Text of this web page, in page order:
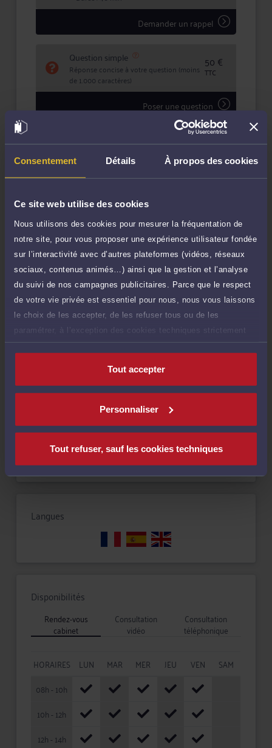
Consentement Détails À propos des cookies
Ce site web utilise des cookies
Nous utilisons des cookies pour mesurer la fréquentation de
notre site, pour vous proposer une expérience utilisateur fondée
sur l’interactivité avec d’autres plateformes (vidéos, réseaux
sociaux, contenus animés…) ainsi que la gestion et l’analyse
du suivi de nos campagnes publicitaires. Parce que le respect
de votre vie privée est essentiel pour nous, nous vous laissons
le choix de les accepter, de les refuser tous ou de les
paramétrer, à l’exception des cookies techniques strictement
nécessaires au fonctionnement du site.
Tout accepter
Personnaliser
Tout refuser, sauf les cookies techniques
Demander un rappel
Question simple
Réponse concise à votre question (moins
de 1.000 caractères)
50 €
TTC
Poser une question
d'ajout d'une pièce jointe
240 €
TTC
Payer des honoraires ou une facture
Vous souhaitez payer une facture ou des
honoraires à l’avocat par Carte Bancaire.
Payer
Compétences
Droit routier et de la circulation routière
Droit de la famille, des personnes et de leur patrimoine
Langues
Disponibilités
Rendez-vous
cabinet
Consultation
vidéo
Consultation
téléphonique
HORAIRES LUN MAR MER JEU VEN
SAM
08h - 10h
10h - 12h
12h - 14h